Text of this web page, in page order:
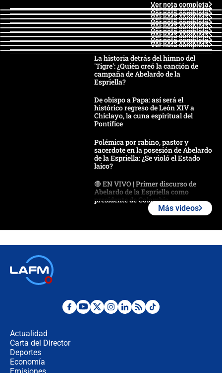
Ver nota completa
Ver nota completa
Ver nota completa
Ver nota completa
Ver nota completa
Ver nota completa
Ver nota completa
Ver nota completa
Ver nota completa
Ver nota completa
La historia detrás del himno del
'Tigre': ¿Quién creó la canción de
campaña de Abelardo de la
Espriella?
De obispo a Papa: así será el
histórico regreso de León XIV a
Chiclayo, la cuna espiritual del
Pontífice
Polémica por rabino, pastor y
sacerdote en la posesión de Abelardo
de la Espriella: ¿Se violó el Estado
laico?
🔴 EN VIVO | Primer discurso de
Abelardo de la Espriella como
presidente de Colombia
Desde dermatitis hasta infecciones:
Más videos
Actualidad
Carta del Director
Deportes
Economía